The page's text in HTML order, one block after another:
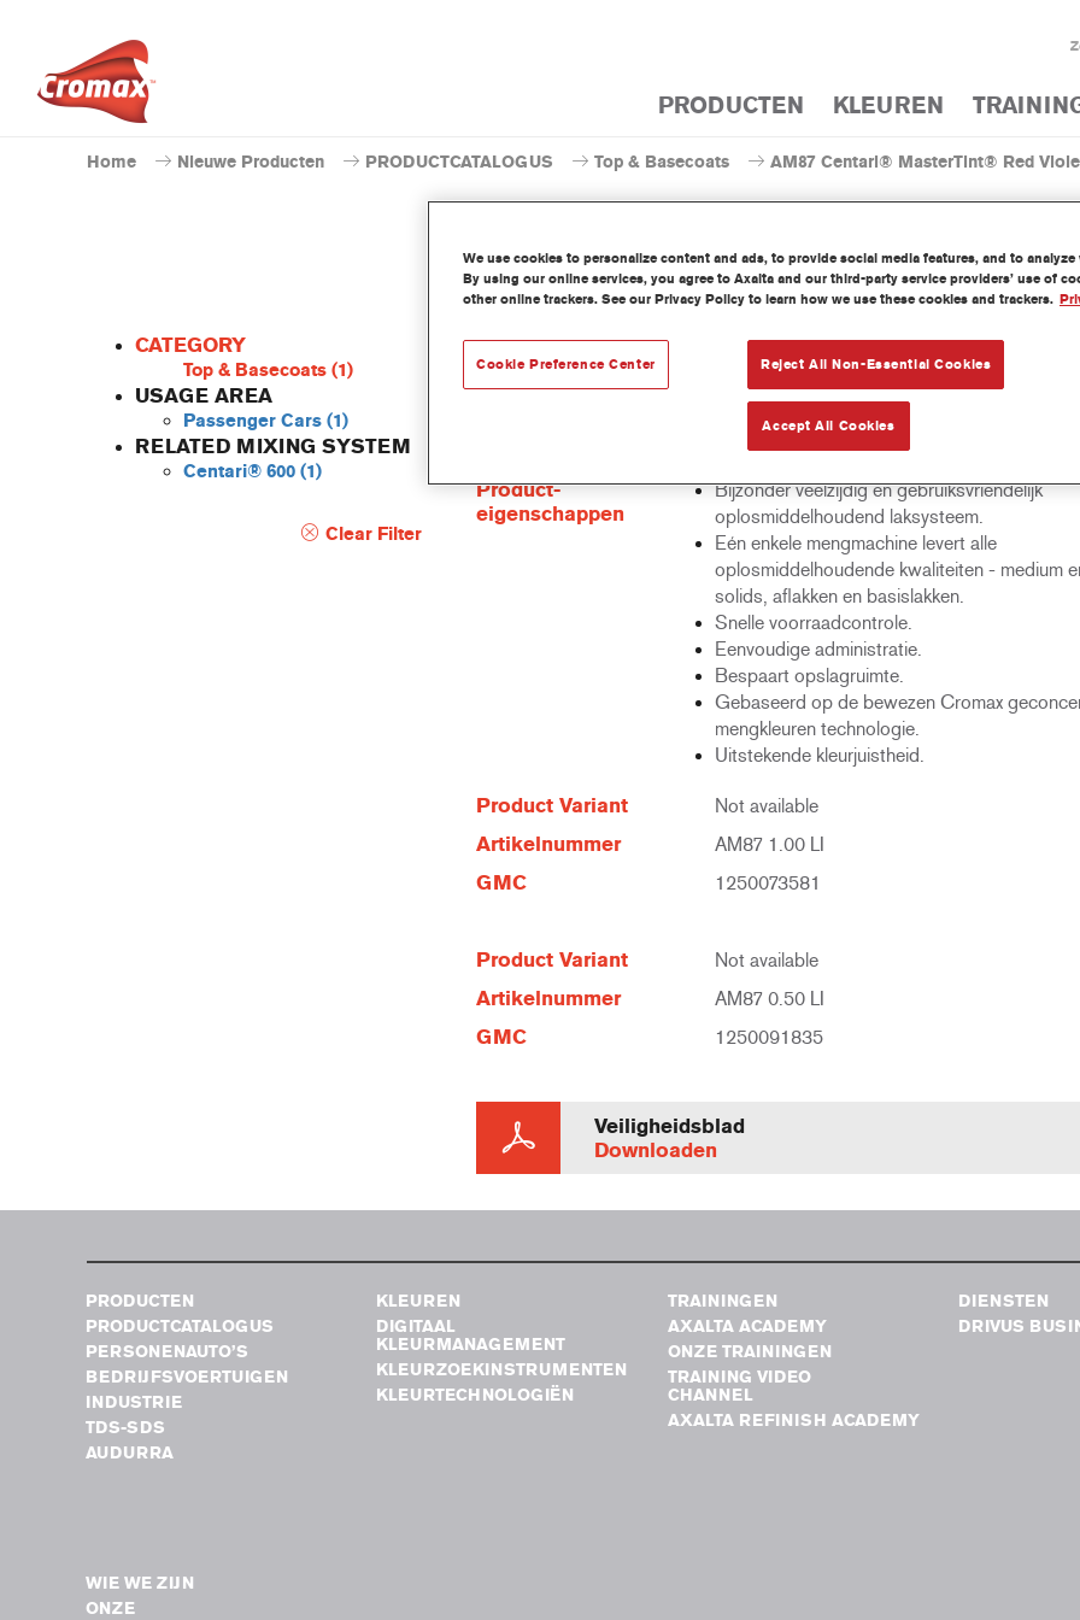
PRODUCTEN KLEUREN
Home Nieuwe Producten PRODUCTCATALOGUS Top & Basecoats AM87 Centari® MasterTint® Red
CATEGORY
Top & Basecoats (1)
USAGE AREA
Passenger Cars (1)
RELATED MIXING SYSTEM
Centari® 600 (1)
Clear Filter
AM87 Centari®
De Centari Mastertint is een geconcentreerde oplosmiddelhoudende
behoort tot het Centari Topcoat en Basecoat gamma.
Product-
eigenschappen
Bijzonder veelzijdig en gebruiksvriendelijk
oplosmiddelhoudend laksysteem.
Eén enkele mengmachine levert alle
oplosmiddelhoudende kwaliteiten - medium
solids, aflakken en basislakken.
Snelle voorraadcontrole.
Eenvoudige administratie.
Bespaart opslagruimte.
Gebaseerd op de bewezen Cromax
mengkleuren technologie.
Uitstekende kleurjuistheid.
Product Variant Not available
Artikelnummer AM87 1.00 LI
GMC 1250073581
Product Variant Not available
Artikelnummer AM87 0.50 LI
GMC 1250091835
Veiligheidsblad
Downloaden
PRODUCTEN
PRODUCTCATALOGUS
PERSONENAUTO’S
BEDRIJFSVOERTUIGEN
INDUSTRIE
TDS-SDS
AUDURRA
KLEUREN
DIGITAAL
KLEURMANAGEMENT
KLEURZOEKINSTRUMENTEN
KLEURTECHNOLOGIËN
TRAININGEN
AXALTA ACADEMY
ONZE TRAININGEN
TRAINING VIDEO
CHANNEL
AXALTA REFINISH ACADEMY
DIENSTEN
DRIVUS
WIE WE ZIJN
ONZE
We use cookies to personalize content and ads, to provide social media features, and to
By using our online services, you agree to Axalta and our third-party service providers’ use of
other online trackers. See our Privacy Policy to learn how we use these cookies and trackers.
Reject All Non-Essential Cookies
Accept All Cookies
Cookie Preference Center